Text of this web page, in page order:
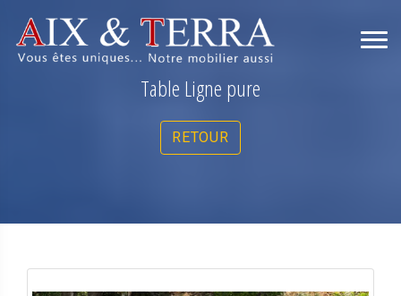
Table Ligne pure
RETOUR